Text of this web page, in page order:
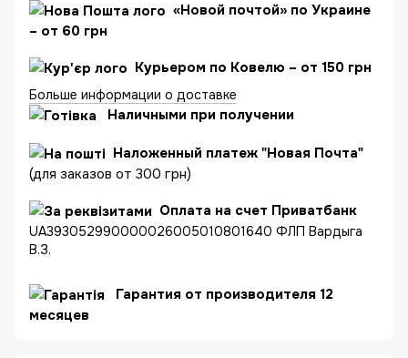
«Новой почтой» по Украине
– от 60 грн
Курьером по Ковелю – от 150 грн
Больше информации о доставке
Наличными при получении
Наложенный платеж "Новая Почта"
(для заказов от 300 грн)
Оплата на счет Приватбанк
UA393052990000026005010801640 ФЛП Вардыга
В.З.
Гарантия от производителя 12
месяцев